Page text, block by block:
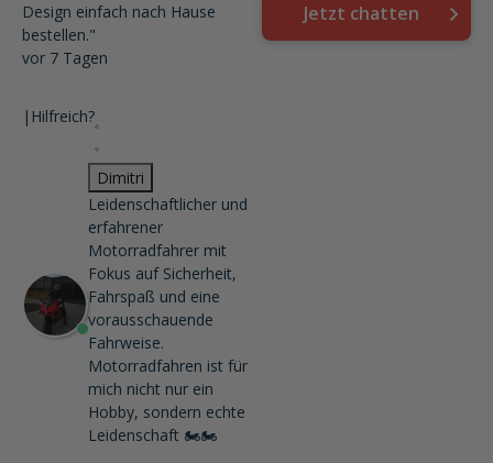
Design einfach nach Hause
bestellen."
vor 7 Tagen
| Hilfreich?
Dimitri
Leidenschaftlicher und
erfahrener
Motorradfahrer mit
Fokus auf Sicherheit,
Fahrspaß und eine
vorausschauende
Fahrweise.
Motorradfahren ist für
mich nicht nur ein
Hobby, sondern echte
Leidenschaft 🏍️🏍️
Jetzt chatten